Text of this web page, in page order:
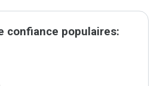
confiance populaires: